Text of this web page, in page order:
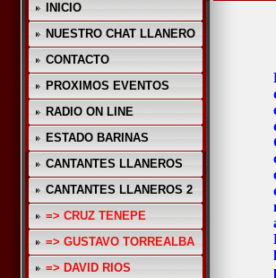
INICIO
NUESTRO CHAT LLANERO
CONTACTO
PROXIMOS EVENTOS
RADIO ON LINE
ESTADO BARINAS
CANTANTES LLANEROS
CANTANTES LLANEROS 2
=> CRUZ TENEPE
=> GUSTAVO TORREALBA
=> DAVID RIOS